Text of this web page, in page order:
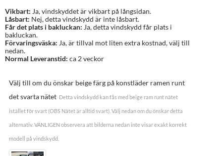
Vikbart: Ja, vindskyddet är vikbart på långsidan.
Låsbart: Nej, detta vindskydd är inte låsbart.
Får det plats i bakluckan: Ja, detta vindskydd får plats i
bakluckan.
Förvaringsväska: Ja, är tillval mot liten extra kostnad, välj till
nedan.
Normal Leveranstid: ca 2 veckor
Välj till om du önskar beige färg på konstläder ramen runt
det svarta nätet Detta vindskydd kan fås med beige ram runt nätet
istället för svart (OBS Nätet är alltid svart). Välj nedan om du önskar detta
alternativ. VÄNLIGEN observera att bilderna nedan inte visar exakt korrekt
modell på vindskydd.